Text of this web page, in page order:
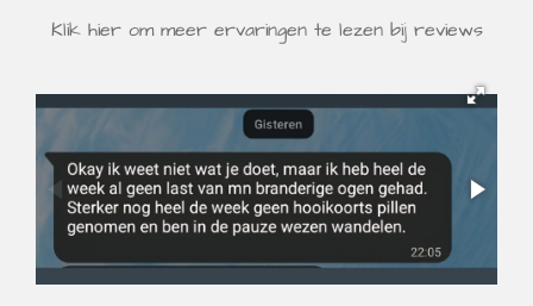
Klik hier om meer ervaringen te lezen bij reviews